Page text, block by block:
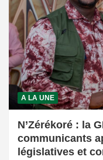
A LA UNE
N’Zérékoré : la
communicants
législatives et